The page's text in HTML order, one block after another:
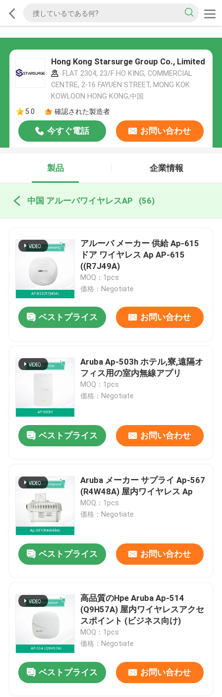
Hong Kong Starsurge Group Co., Limited
FLAT 2304, 23/F HO KING, COMMERCIAL
CENTRE, 2-16 FAYUEN STREET, MONG KOK
KOWLOON HONG KONG,中国
5.0
確認された製造者
今すぐ電話 お問い合わせ
製品 企業情報
中国 アルーバワイヤレスAP (56)
アルーバ メーカー 供給 Ap-615
ドア ワイヤレス Ap AP-615
((R7J49A)
MOQ：1pcs
価格：Negotiate
ベストプライス お問い合わせ
Aruba Ap-503h ホテル,寮,遠隔オ
フィス用の室内無線アプリ
MOQ：1pcs
価格：Negotiate
ベストプライス お問い合わせ
Aruba メーカー サプライ Ap-567
(R4W48A) 屋内ワイヤレス Ap
MOQ：1pcs
価格：Negotiate
ベストプライス お問い合わせ
高品質のHpe Aruba Ap-514
(Q9H57A) 屋内ワイヤレスアクセ
スポイント (ビジネス向け)
MOQ：1pcs
価格：Negotiate
ベストプライス お問い合わせ